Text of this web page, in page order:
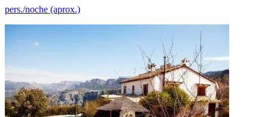
pers./noche (aprox.)